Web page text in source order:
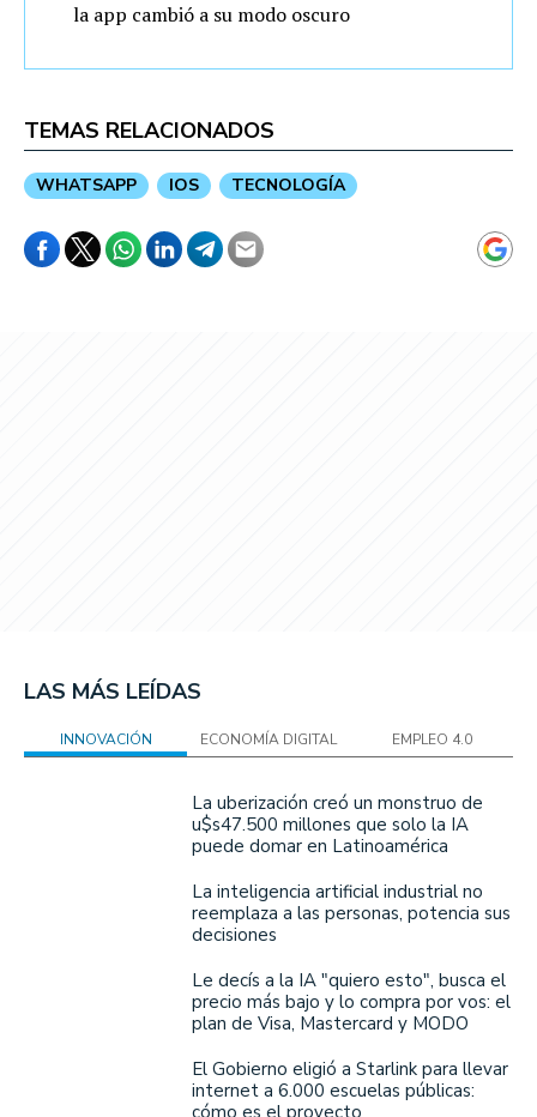
la app cambió a su modo oscuro
TEMAS RELACIONADOS
WHATSAPP IOS TECNOLOGÍA
LAS MÁS LEÍDAS
INNOVACIÓN ECONOMÍA DIGITAL EMPLEO 4.0
La uberización creó un monstruo de
u$s47.500 millones que solo la IA
puede domar en Latinoamérica
La inteligencia artificial industrial no
reemplaza a las personas, potencia sus
decisiones
Le decís a la IA "quiero esto", busca el
precio más bajo y lo compra por vos: el
plan de Visa, Mastercard y MODO
El Gobierno eligió a Starlink para llevar
internet a 6.000 escuelas públicas: